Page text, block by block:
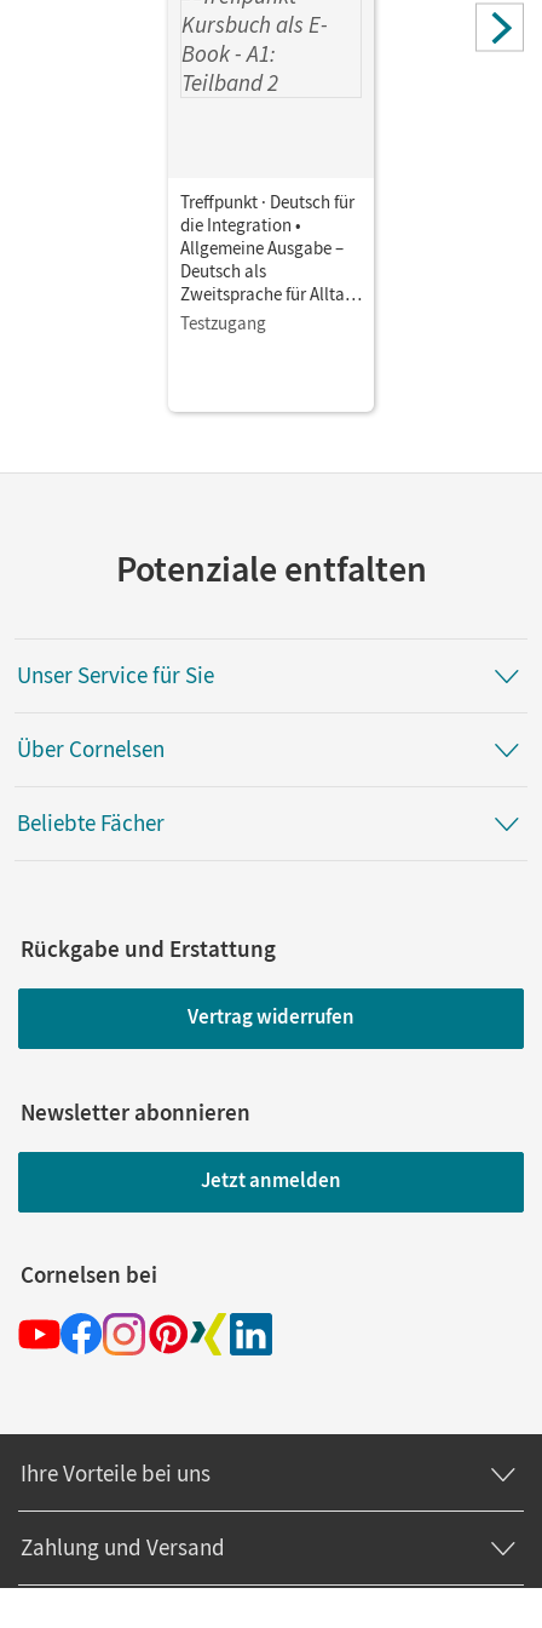
Treffpunkt · Deutsch für
die Integration •
Allgemeine Ausgabe –
Deutsch als
Zweitsprache für Alltag
und Beruf · A1: Teilband
2 • Kursbuch als E-Book
Testzugang
Potenziale entfalten
Unser Service für Sie
Über Cornelsen
Beliebte Fächer
Rückgabe und Erstattung
Vertrag widerrufen
Newsletter abonnieren
Jetzt anmelden
Cornelsen bei
Ihre Vorteile bei uns
Zahlung und Versand